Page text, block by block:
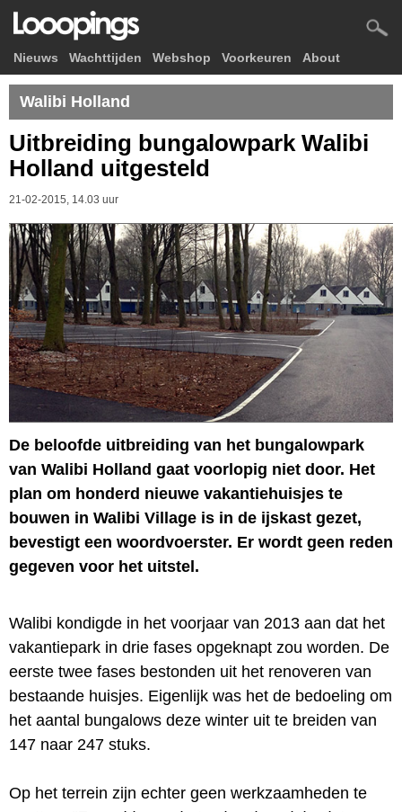
Nieuws Wachttijden Webshop Voorkeuren About
Walibi Holland
Uitbreiding bungalowpark Walibi
Holland uitgesteld
21-02-2015, 14.03 uur
De beloofde uitbreiding van het bungalowpark
van Walibi Holland gaat voorlopig niet door. Het
plan om honderd nieuwe vakantiehuisjes te
bouwen in Walibi Village is in de ijskast gezet,
bevestigt een woordvoerster. Er wordt geen reden
gegeven voor het uitstel.
Walibi kondigde in het voorjaar van 2013 aan dat het
vakantiepark in drie fases opgeknapt zou worden. De
eerste twee fases bestonden uit het renoveren van
bestaande huisjes. Eigenlijk was het de bedoeling om
het aantal bungalows deze winter uit te breiden van
147 naar 247 stuks.
Op het terrein zijn echter geen werkzaamheden te